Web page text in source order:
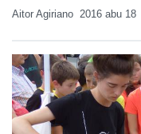
Aitor Agiriano 2016 abu 18